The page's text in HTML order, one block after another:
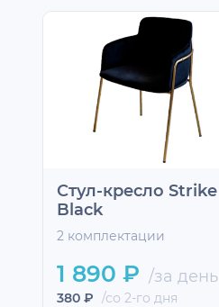
Стул-кресло Strike
Black
2 комплектации
1 890 ₽ /за день
380 ₽ /со 2-го дня